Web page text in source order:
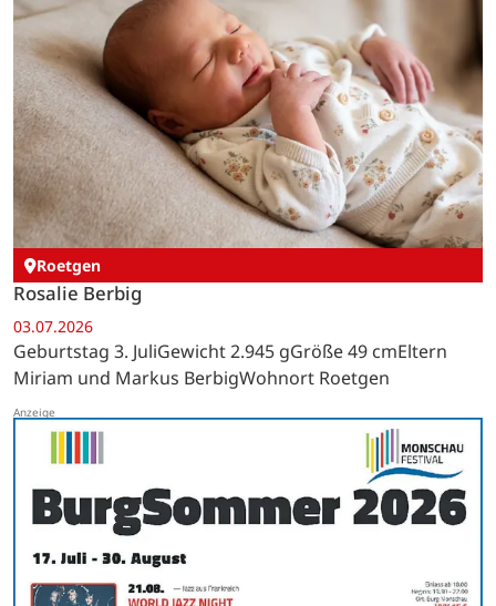
Roetgen
Rosalie Berbig
03.07.2026
Geburtstag 3. JuliGewicht 2.945 gGröße 49 cmEltern
Miriam und Markus BerbigWohnort Roetgen